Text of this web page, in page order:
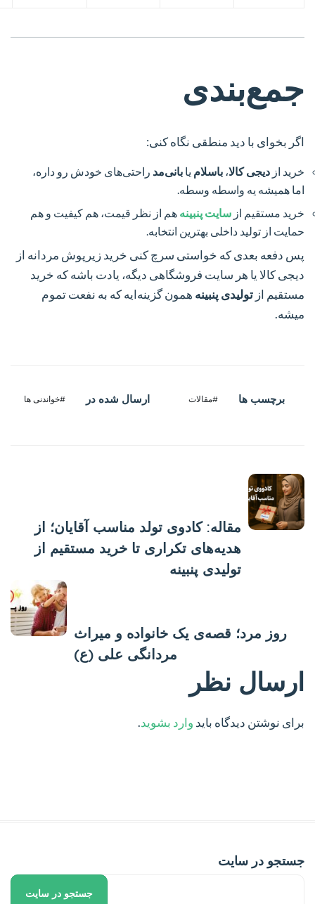
جمع‌بندی
اگر بخوای با دید منطقی نگاه کنی:
خرید از دیجی کالا، باسلام یا بانی‌مد راحتی‌های خودش رو داره،
اما همیشه یه واسطه وسطه.
خرید مستقیم از سایت پنبینه هم از نظر قیمت، هم کیفیت و هم
حمایت از تولید داخلی بهترین انتخابه.
پس دفعه بعدی که خواستی سرچ کنی خرید زیرپوش مردانه از
دیجی کالا یا هر سایت فروشگاهی دیگه، یادت باشه که خرید
مستقیم از تولیدی پنبینه همون گزینه‌ایه که به نفعت تموم
میشه.
برچسب ها #مقالات ارسال شده در #خواندنی ها
مقاله: کادوی تولد مناسب آقایان؛ از
هدیه‌های تکراری تا خرید مستقیم از
تولیدی پنبینه
روز مرد؛ قصه‌ی یک خانواده و میراث
مردانگی علی (ع)
ارسال نظر
برای نوشتن دیدگاه باید وارد بشوید.
جستجو در سایت
جستجو در سایت